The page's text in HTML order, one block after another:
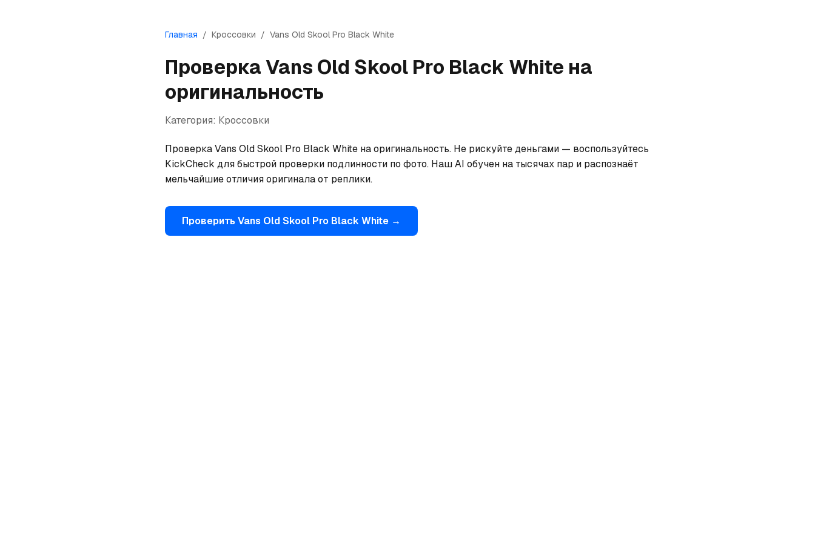
Главная / Кроссовки / Vans Old Skool Pro Black White
ПроверкаVans Old Skool Pro Black White на
оригинальность
Категория: Кроссовки
Проверка Vans Old Skool Pro Black White на оригинальность. Не рискуйте деньгами — воспользуйтесь
KickCheck для быстрой проверки подлинности по фото. Наш AI обучен на тысячах пар и распознаёт
мельчайшие отличия оригинала от реплики.
Проверить Vans Old Skool Pro Black White →